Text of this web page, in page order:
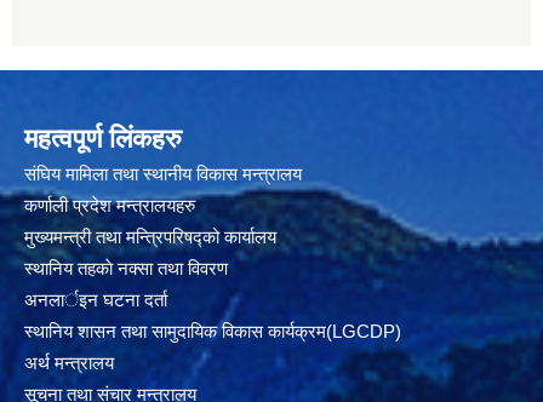
महत्वपूर्ण लिंकहरु
संघिय मामिला तथा स्थानीय विकास मन्त्रालय
कर्णाली प्रदेश मन्त्रालयहरु
मुख्यमन्त्री तथा मन्त्रिपरिषद्को कार्यालय
स्थानिय तहकाे नक्सा तथा विवरण
अनलार्इन घटना दर्ता
स्थानिय शासन तथा सामुदायिक विकास कार्यक्रम(LGCDP)
अर्थ मन्त्रालय
सूचना तथा संचार मन्त्रालय